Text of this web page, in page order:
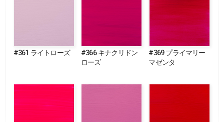
#361 ライトローズ
#366 キナクリドン
ローズ
#369 プライマリー
マゼンタ